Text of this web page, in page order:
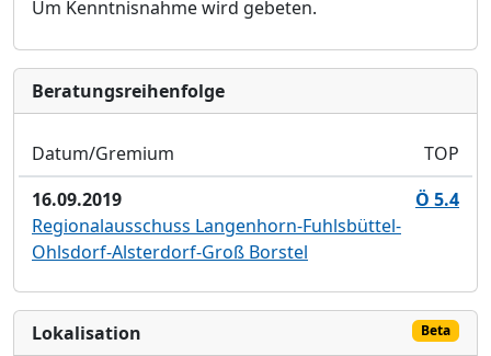
Um Kenntnisnahme wird gebeten.
Bera­tungs­reihen­folge
Datum/Gremium
TOP
16.09.2019
Ö 5.4
Regionalausschuss Langenhorn-Fuhlsbüttel-
Ohlsdorf-Alsterdorf-Groß Borstel
Lokalisation Beta